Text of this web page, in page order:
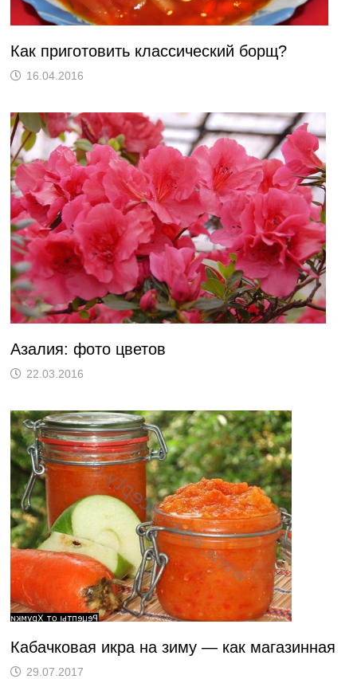
Как приготовить классический борщ?
16.04.2016
Азалия: фото цветов
22.03.2016
Кабачковая икра на зиму — как магазинная
29.07.2017